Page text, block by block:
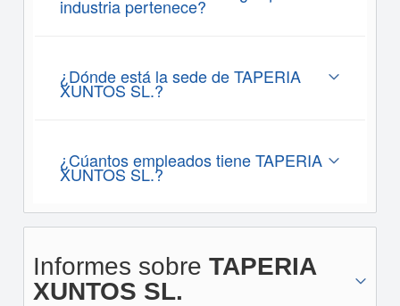
industria pertenece?
¿Dónde está la sede de TAPERIA
XUNTOS SL.?
¿Cúantos empleados tiene TAPERIA
XUNTOS SL.?
Informes sobre TAPERIA
XUNTOS SL.